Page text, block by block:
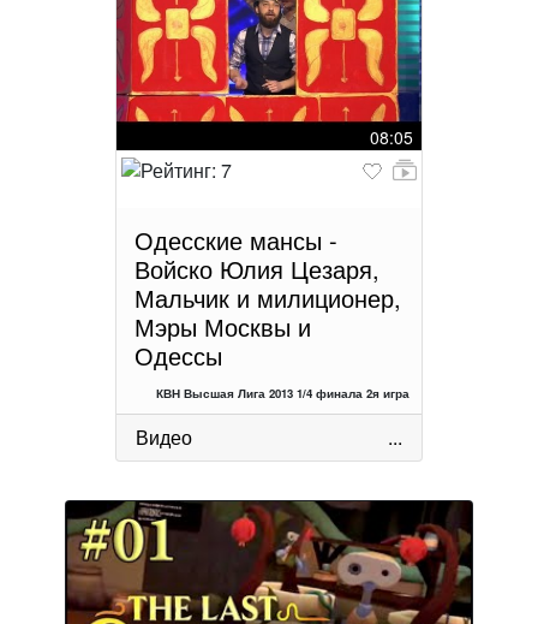
08:05
Одесские мансы -
Войско Юлия Цезаря,
Мальчик и милиционер,
Мэры Москвы и
Одессы
КВН Высшая Лига 2013 1/4 финала 2я игра
Видео ...